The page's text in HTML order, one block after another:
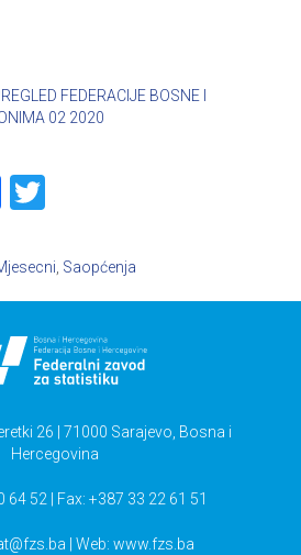
FEDERACIJE BOSNE I
02 2020
Facebook
Saopćenja
26 | 71000 Sarajevo, Bosna i
Hercegovina
64 52 | Fax: +387 33 22 61 51
| Web: www.fzs.ba